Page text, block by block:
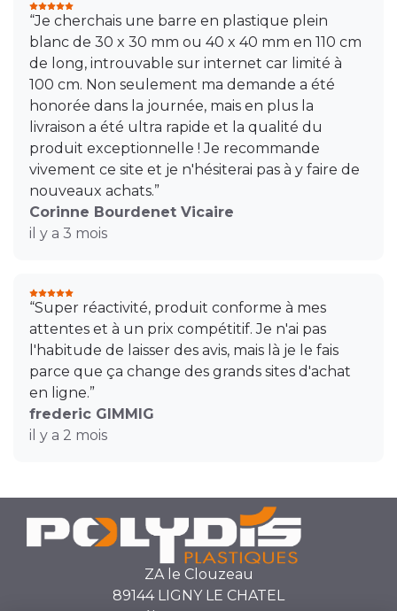
“Je cherchais une barre en plastique plein
blanc de 30 x 30 mm ou 40 x 40 mm en 110 cm
de long, introuvable sur internet car limité à
100 cm. Non seulement ma demande a été
honorée dans la journée, mais en plus la
livraison a été ultra rapide et la qualité du
produit exceptionnelle ! Je recommande
vivement ce site et je n'hésiterai pas à y faire de
nouveaux achats.”
Corinne Bourdenet Vicaire
il y a 3 mois
“Super réactivité, produit conforme à mes
attentes et à un prix compétitif. Je n'ai pas
l'habitude de laisser des avis, mais là je le fais
parce que ça change des grands sites d'achat
en ligne.”
frederic GIMMIG
il y a 2 mois
ZA le Clouzeau
89144 LIGNY LE CHATEL